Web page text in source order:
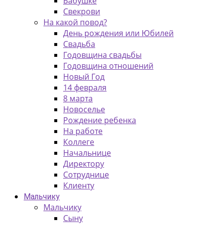
Свекрови
На какой повод?
День рождения или Юбилей
Свадьба
Годовщина свадьбы
Годовщина отношений
Новый Год
14 февраля
8 марта
Новоселье
Рождение ребенка
На работе
Коллеге
Начальнице
Директору
Сотруднице
Клиенту
Мальчику
Мальчику
Сыну